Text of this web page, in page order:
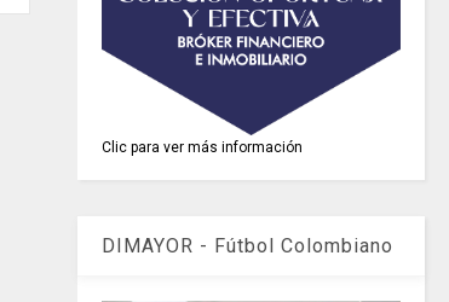
Clic para ver más información
DIMAYOR - Fútbol Colombiano